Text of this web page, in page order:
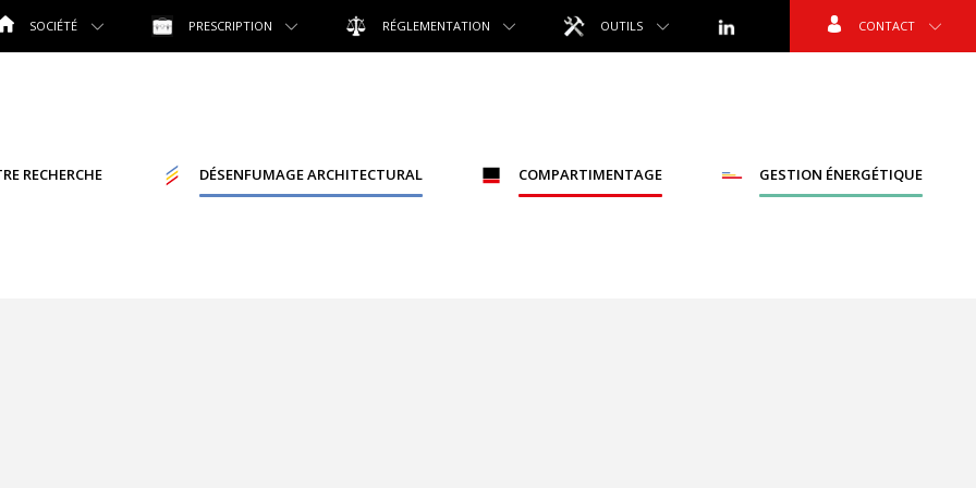
SOCIÉTÉ PRESCRIPTION RÉGLEMENTATION OUTILS CONTACT
RECHERCHE DÉSENFUMAGE ARCHITECTURAL COMPARTIMENTAGE GESTION ÉNERGÉTIQUE